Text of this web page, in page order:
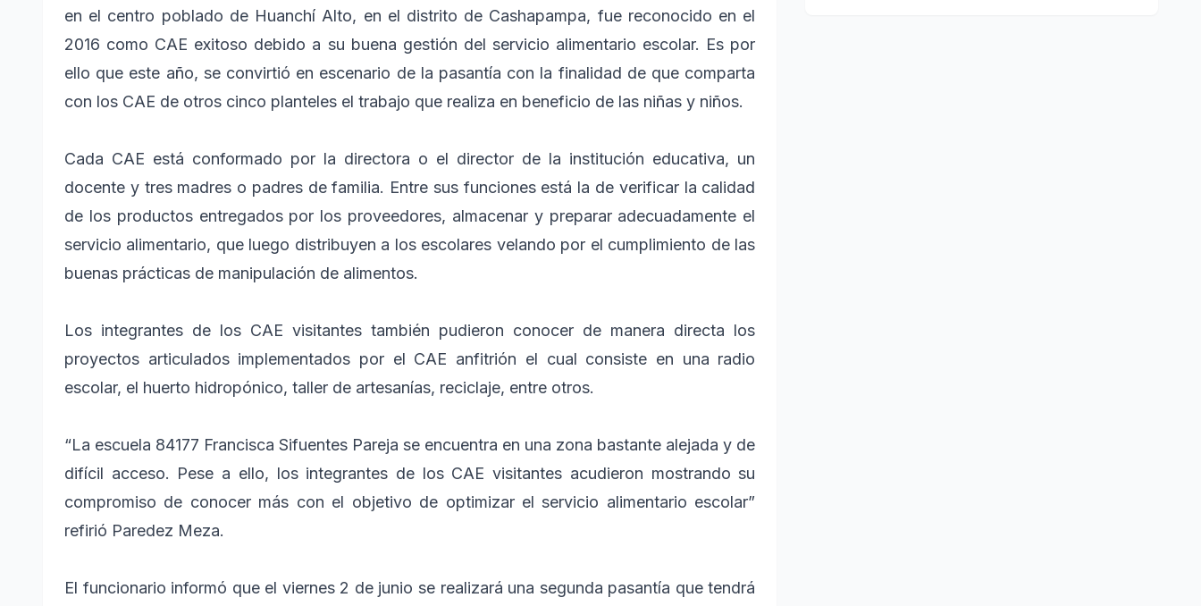
en el centro poblado de Huanchí Alto, en el distrito de Cashapampa, fue reconocido en el
2016 como CAE exitoso debido a su buena gestión del servicio alimentario escolar. Es por
ello que este año, se convirtió en escenario de la pasantía con la finalidad de que comparta
con los CAE de otros cinco planteles el trabajo que realiza en beneficio de las niñas y niños.
Cada CAE está conformado por la directora o el director de la institución educativa, un
docente y tres madres o padres de familia. Entre sus funciones está la de verificar la calidad
de los productos entregados por los proveedores, almacenar y preparar adecuadamente el
servicio alimentario, que luego distribuyen a los escolares velando por el cumplimiento de las
buenas prácticas de manipulación de alimentos.
Los integrantes de los CAE visitantes también pudieron conocer de manera directa los
proyectos articulados implementados por el CAE anfitrión el cual consiste en una radio
escolar, el huerto hidropónico, taller de artesanías, reciclaje, entre otros.
“La escuela 84177 Francisca Sifuentes Pareja se encuentra en una zona bastante alejada y de
difícil acceso. Pese a ello, los integrantes de los CAE visitantes acudieron mostrando su
compromiso de conocer más con el objetivo de optimizar el servicio alimentario escolar”
refirió Paredez Meza.
El funcionario informó que el viernes 2 de junio se realizará una segunda pasantía que tendrá